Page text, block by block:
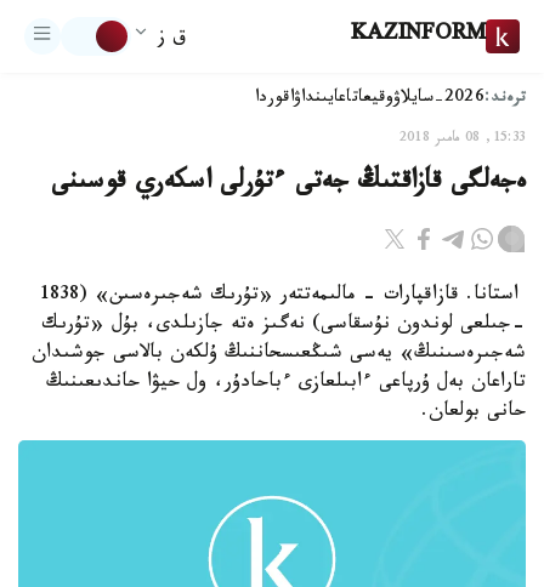
KAZINFORM ق ز
ترەند:2026-سايلاۋ وقيعاتاعايىنداۋاقوردا
15:33, 08 مامىر 2018
ەجەلگى قازاقتىڭ جەتى ءتۇرلى اسكەري قوسىنى
استانا. قازاقپارات - مالىمەتتەر «تۇرىك شەجىرەسىن» (1838
-جىلعى لوندون نۇسقاسى) نەگىز ەتە جازىلدى، بۇل «تۇرىك
شەجىرەسىنىڭ» يەسى شىڭعىسحاننىڭ ۇلكەن بالاسى جوشىدان
تاراعان بەل ۇرپاعى ءابىلعازى ءباحادۇر، ول حيۋا حاندىعىنىڭ
حانى بولعان.